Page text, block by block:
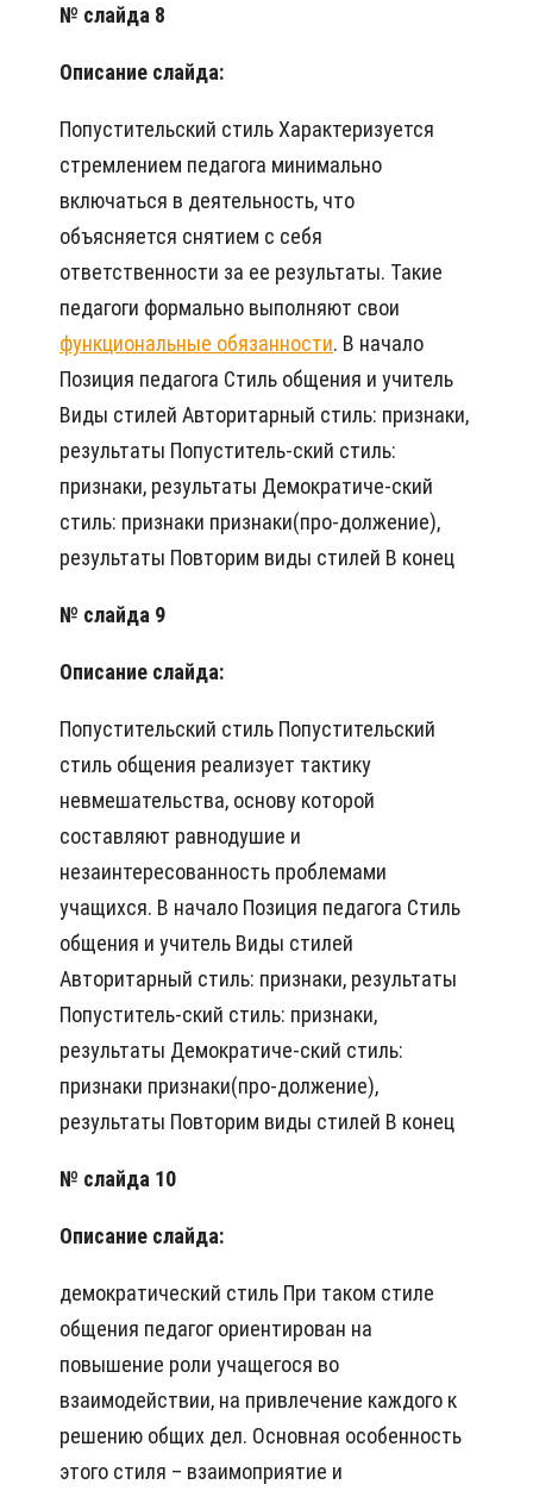
№ слайда 8
Описание слайда:
Попустительский стиль Характеризуется
стремлением педагога минимально
включаться в деятельность, что
объясняется снятием с себя
ответственности за ее результаты. Такие
педагоги формально выполняют свои
функциональные обязанности. В начало
Позиция педагога Стиль общения и учитель
Виды стилей Авторитарный стиль: признаки,
результаты Попуститель-ский стиль:
признаки, результаты Демократиче-ский
стиль: признаки признаки(про-должение),
результаты Повторим виды стилей В конец
№ слайда 9
Описание слайда:
Попустительский стиль Попустительский
стиль общения реализует тактику
невмешательства, основу которой
составляют равнодушие и
незаинтересованность проблемами
учащихся. В начало Позиция педагога Стиль
общения и учитель Виды стилей
Авторитарный стиль: признаки, результаты
Попуститель-ский стиль: признаки,
результаты Демократиче-ский стиль:
признаки признаки(про-должение),
результаты Повторим виды стилей В конец
№ слайда 10
Описание слайда:
демократический стиль При таком стиле
общения педагог ориентирован на
повышение роли учащегося во
взаимодействии, на привлечение каждого к
решению общих дел. Основная особенность
этого стиля – взаимоприятие и